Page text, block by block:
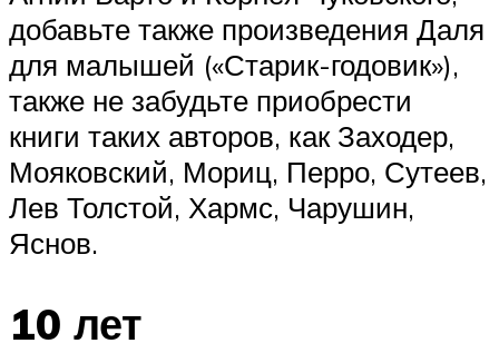
добавьте также произведения Даля
для малышей («Старик-годовик»),
также не забудьте приобрести
книги таких авторов, как Заходер,
Мояковский, Мориц, Перро, Сутеев,
Лев Толстой, Хармс, Чарушин,
Яснов.
10 лет